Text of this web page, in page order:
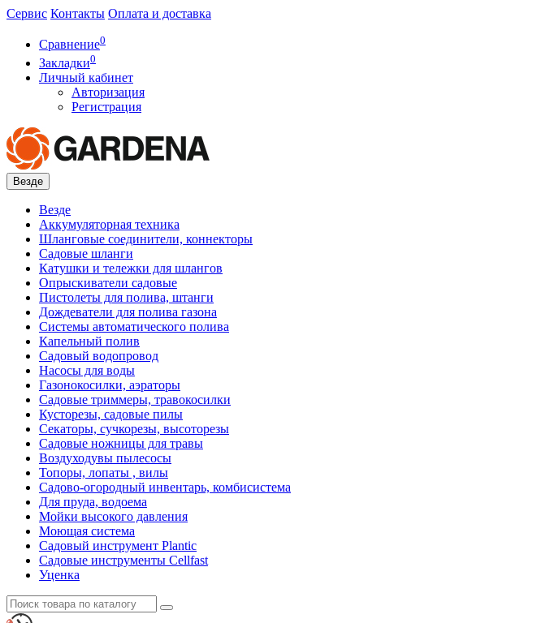
Сервис Контакты Оплата и доставка
Сравнение0
Закладки0
Личный кабинет
Авторизация
Регистрация
Везде
Везде
Аккумуляторная техника
Шланговые соединители, коннекторы
Садовые шланги
Катушки и тележки для шлангов
Опрыскиватели садовые
Пистолеты для полива, штанги
Дождеватели для полива газона
Системы автоматического полива
Капельный полив
Садовый водопровод
Насосы для воды
Газонокосилки, аэраторы
Садовые триммеры, травокосилки
Кусторезы, садовые пилы
Секаторы, сучкорезы, высоторезы
Садовые ножницы для травы
Воздуходувы пылесосы
Топоры, лопаты , вилы
Садово-огородный инвентарь, комбисистема
Для пруда, водоема
Мойки высокого давления
Моющая система
Садовый инструмент Plantic
Садовые инструменты Cellfast
Уценка